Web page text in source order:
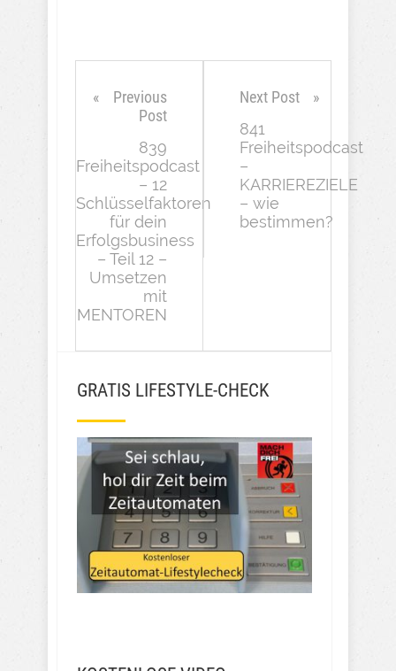
Previous
Post
839
Freiheitspodcast
– 12
Schlüsselfaktoren
für dein
Erfolgsbusiness
– Teil 12 –
Umsetzen
mit
MENTOREN
Next Post
841
Freiheitspodcast
–
KARRIEREZIELE
– wie
bestimmen?
GRATIS LIFESTYLE-CHECK